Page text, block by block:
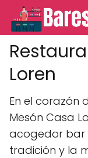
Loren
En el corazón
Mesón Casa
acogedor bar
tradición y la